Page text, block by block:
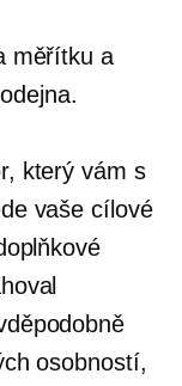
měřítku a
který vám s
vaše cílové
osobností,